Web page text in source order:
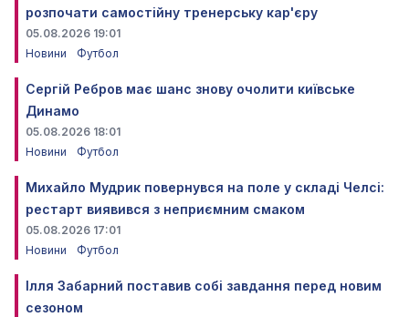
розпочати самостійну тренерську кар'єру
05.08.2026 19:01
Новини
Футбол
Сергій Ребров має шанс знову очолити київське
Динамо
05.08.2026 18:01
Новини
Футбол
Михайло Мудрик повернувся на поле у складі Челсі:
рестарт виявився з неприємним смаком
05.08.2026 17:01
Новини
Футбол
Ілля Забарний поставив собі завдання перед новим
сезоном